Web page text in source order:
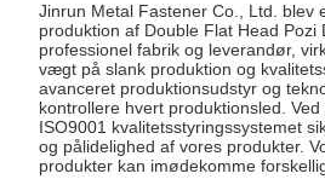
Jinrun Metal Fastener Co., Ltd. blev
produktion af Double Flat Head Pozi
professionel fabrik og leverandør,
vægt på slank produktion og
avanceret produktionsudstyr og
kontrollere hvert produktionsled.
ISO9001 kvalitetsstyringssystemet
og pålidelighed af vores produkter.
produkter kan imødekomme